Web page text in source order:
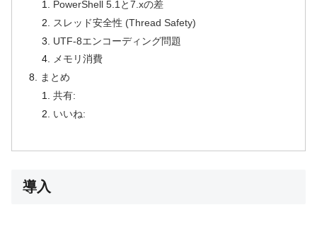
PowerShell 5.1と7.xの差
スレッド安全性 (Thread Safety)
UTF-8エンコーディング問題
メモリ消費
まとめ
共有:
いいね:
導入